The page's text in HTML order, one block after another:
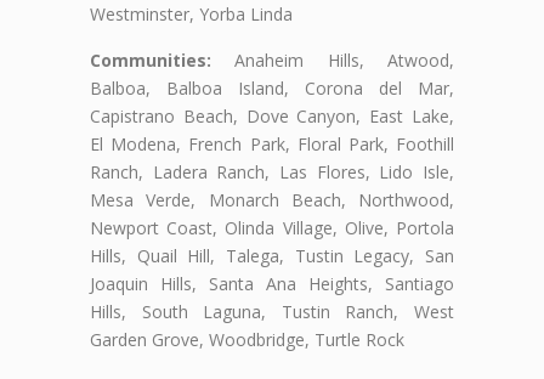
Westminster, Yorba Linda
Communities: Anaheim Hills, Atwood,
Balboa, Balboa Island, Corona del Mar,
Capistrano Beach, Dove Canyon, East Lake,
El Modena, French Park, Floral Park, Foothill
Ranch, Ladera Ranch, Las Flores, Lido Isle,
Mesa Verde, Monarch Beach, Northwood,
Newport Coast, Olinda Village, Olive, Portola
Hills, Quail Hill, Talega, Tustin Legacy, San
Joaquin Hills, Santa Ana Heights, Santiago
Hills, South Laguna, Tustin Ranch, West
Garden Grove, Woodbridge, Turtle Rock